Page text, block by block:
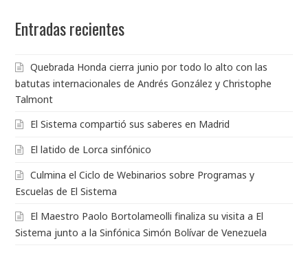
Entradas recientes
Quebrada Honda cierra junio por todo lo alto con las
batutas internacionales de Andrés González y Christophe
Talmont
El Sistema compartió sus saberes en Madrid
El latido de Lorca sinfónico
Culmina el Ciclo de Webinarios sobre Programas y
Escuelas de El Sistema
El Maestro Paolo Bortolameolli finaliza su visita a El
Sistema junto a la Sinfónica Simón Bolívar de Venezuela